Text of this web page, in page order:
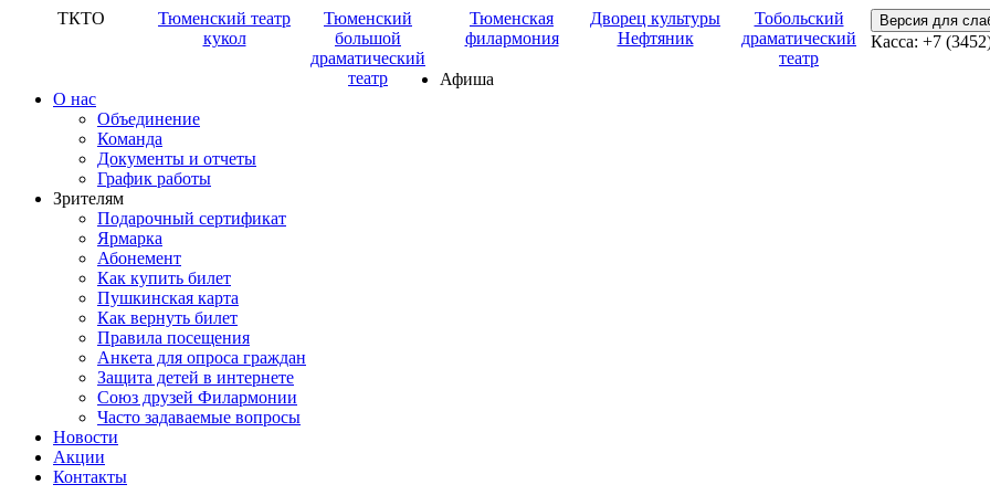
ТКТО
Тюменский театр
кукол
Тюменский
большой
драматический
театр
Тюменская
филармония
Дворец культуры
Нефтяник
Тобольский
драматический
театр
Версия для
Касса: +7
Афиша
О нас
Объединение
Команда
Документы и отчеты
График работы
Зрителям
Подарочный сертификат
Ярмарка
Абонемент
Как купить билет
Пушкинская карта
Как вернуть билет
Правила посещения
Анкета для опроса граждан
Защита детей в интернете
Союз друзей Филармонии
Часто задаваемые вопросы
Новости
Акции
Контакты